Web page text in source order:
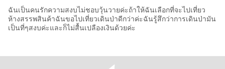
ฉันเป็นคนรักความสงบไม่ชอบวุ้นวายค่ะถ้าให้ฉันเลือกที่จะไปเที่ยว
ห้างสรรพสินค้าฉันขอไปเที่ยวเดินป่าดีกว่าค่ะฉันรู้สึกว่าการเดินป่ามัน
เป็นที่ๆสงบค่ะและก็ไม่สื้นเปลืองเงินด้วยค่ะ